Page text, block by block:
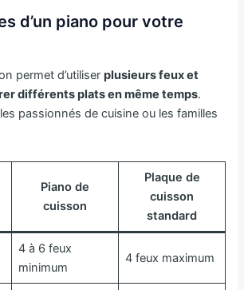
d’un piano pour votre
permet d’utiliserplusieurs feux et
différents plats en même temps.
passionnés de cuisine ou les familles
Piano de
cuisson
Plaque de
cuisson
standard
4 à 6 feux
minimum
4 feux maximum